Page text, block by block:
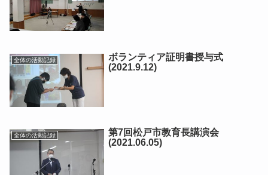
全体の活動記録
ボランティア証明書授与式
(2021.9.12)
全体の活動記録
第7回松戸市教育長講演会
(2021.06.05)